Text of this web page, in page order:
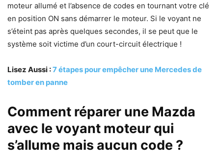
moteur allumé et l’absence de codes en tournant votre clé
en position ON sans démarrer le moteur. Si le voyant ne
s’éteint pas après quelques secondes, il se peut que le
système soit victime d’un court-circuit électrique !
Lisez Aussi :7 étapes pour empêcher une Mercedes de
tomber en panne
Comment réparer une Mazda
avec le voyant moteur qui
s’allume mais aucun code ?